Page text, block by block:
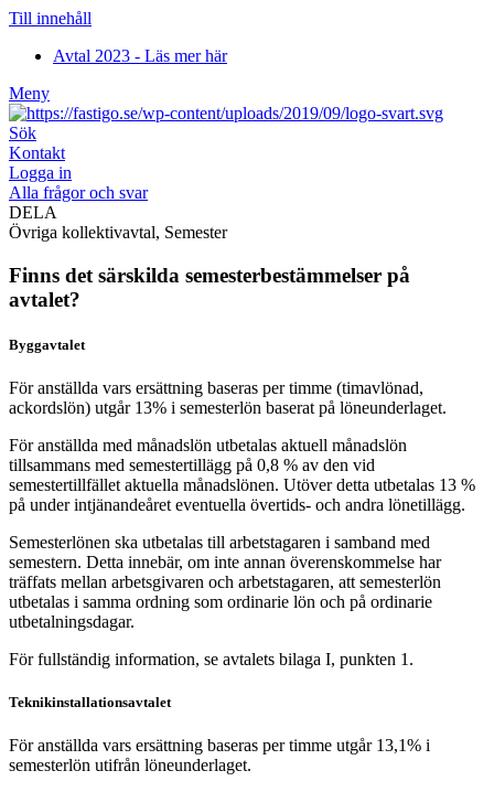
Till innehåll
Avtal 2023 - Läs mer här
Meny
Sök
Kontakt
Logga in
Alla frågor och svar
DELA
Övriga kollektivavtal, Semester
Finns det särskilda semesterbestämmelser på
avtalet?
Byggavtalet
För anställda vars ersättning baseras per timme (timavlönad,
ackordslön) utgår 13% i semesterlön baserat på löneunderlaget.
För anställda med månadslön utbetalas aktuell månadslön
tillsammans med semestertillägg på 0,8 % av den vid
semestertillfället aktuella månadslönen. Utöver detta utbetalas 13 %
på under intjänandeåret eventuella övertids- och andra lönetillägg.
Semesterlönen ska utbetalas till arbetstagaren i samband med
semestern. Detta innebär, om inte annan överenskommelse har
träffats mellan arbetsgivaren och arbetstagaren, att semesterlön
utbetalas i samma ordning som ordinarie lön och på ordinarie
utbetalningsdagar.
För fullständig information, se avtalets bilaga I, punkten 1.
Teknikinstallationsavtalet
För anställda vars ersättning baseras per timme utgår 13,1% i
semesterlön utifrån löneunderlaget.